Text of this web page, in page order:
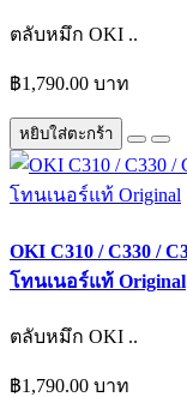
ตลับหมึก OKI ..
฿1,790.00 บาท
หยิบใส่ตะกร้า
OKI C310 / C330 /
โทนเนอร์แท้ Original
ตลับหมึก OKI ..
฿1,790.00 บาท